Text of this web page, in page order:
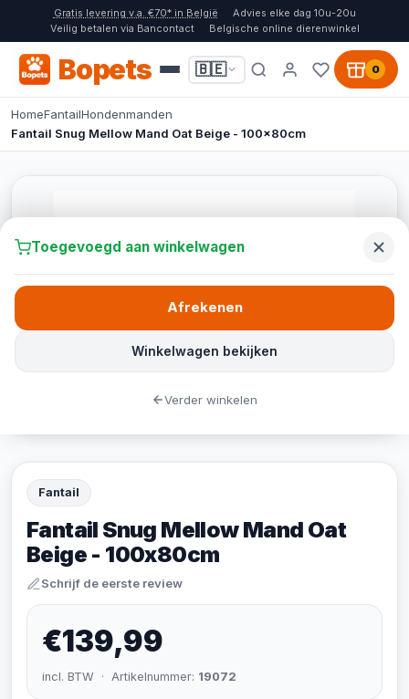
Gratis levering v.a. €70* in België
Advies elke dag 10u-20u
Veilig betalen via Bancontact
Belgische online dierenwinkel
Bopets 🇧🇪 0
HomeFantailHondenmanden
Fantail Snug Mellow Mand Oat Beige - 100x80cm
Fantail
Fantail Snug Mellow Mand Oat
Beige - 100x80cm
Schrijf de eerste review
€139,99
incl. BTW · Artikelnummer: 19072
Toegevoegd aan winkelwagen
Winkelwagen bekijken
Afrekenen
Verder winkelen